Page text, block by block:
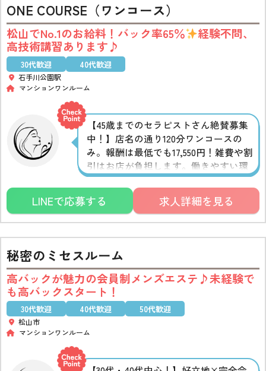
ONE COURSE（ワンコース）
松山でNo.1のお給料！バック率65％
経験不問、
高技術講習あります♪
30代歓迎 40代歓迎
石手川公園駅
マンションワンルーム
【45歳までのセラピストさん絶賛募集
中！】店名の通り120分ワンコースの
み。報酬は最低でも17,550円！雑費や割
引はお店が負担します。働きやすい環
境を整えてお待ちしております。お気
軽にお問い合わせください。
LINEで応募する 求人詳細を見る
秘密のミセスルーム
高バックが魅力の会員制メンズエステ♪未経験で
も高バックスタート！
30代歓迎 40代歓迎 50代歓迎
松山市
マンションワンルーム